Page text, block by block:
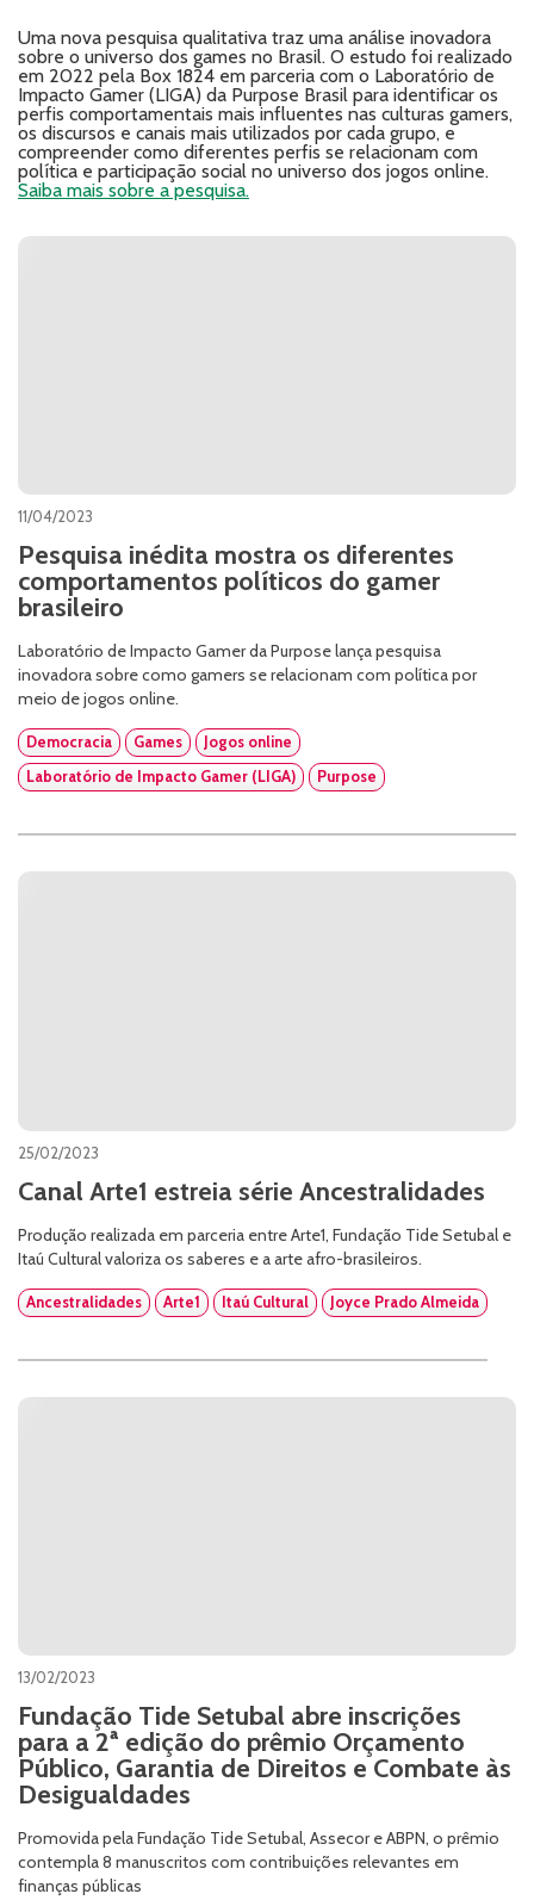
Uma nova pesquisa qualitativa traz uma análise inovadora
sobre o universo dos games no Brasil. O estudo foi realizado
em 2022 pela Box 1824 em parceria com o Laboratório de
Impacto Gamer (LIGA) da Purpose Brasil para identificar os
perfis comportamentais mais influentes nas culturas gamers,
os discursos e canais mais utilizados por cada grupo, e
compreender como diferentes perfis se relacionam com
política e participação social no universo dos jogos online.
Saiba mais sobre a pesquisa.
11/04/2023
Pesquisa inédita mostra os diferentes
comportamentos políticos do gamer
brasileiro
Laboratório de Impacto Gamer da Purpose lança pesquisa
inovadora sobre como gamers se relacionam com política por
meio de jogos online.
Democracia Games
Jogos online
Laboratório de Impacto Gamer (LIGA)
Purpose
25/02/2023
Canal Arte1 estreia série Ancestralidades
Produção realizada em parceria entre Arte1, Fundação Tide Setubal e
Itaú Cultural valoriza os saberes e a arte afro-brasileiros.
Ancestralidades Arte1 Itaú Cultural Joyce Prado Almeida
13/02/2023
Fundação Tide Setubal abre inscrições
para a 2ª edição do prêmio Orçamento
Público, Garantia de Direitos e Combate às
Desigualdades
Promovida pela Fundação Tide Setubal, Assecor e ABPN, o prêmio
contempla 8 manuscritos com contribuições relevantes em
finanças públicas